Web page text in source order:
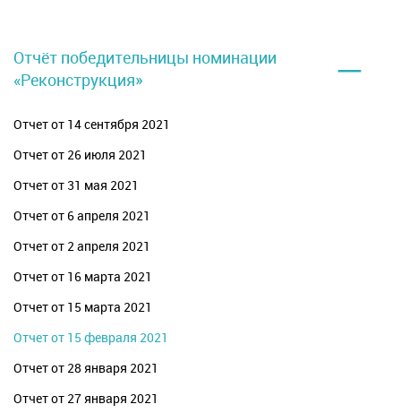
Отчёт победительницы номинации
«Реконструкция»
–
Отчет от 14 сентября 2021
Отчет от 26 июля 2021
Отчет от 31 мая 2021
Отчет от 6 апреля 2021
Отчет от 2 апреля 2021
Отчет от 16 марта 2021
Отчет от 15 марта 2021
Отчет от 15 февраля 2021
Отчет от 28 января 2021
Отчет от 27 января 2021